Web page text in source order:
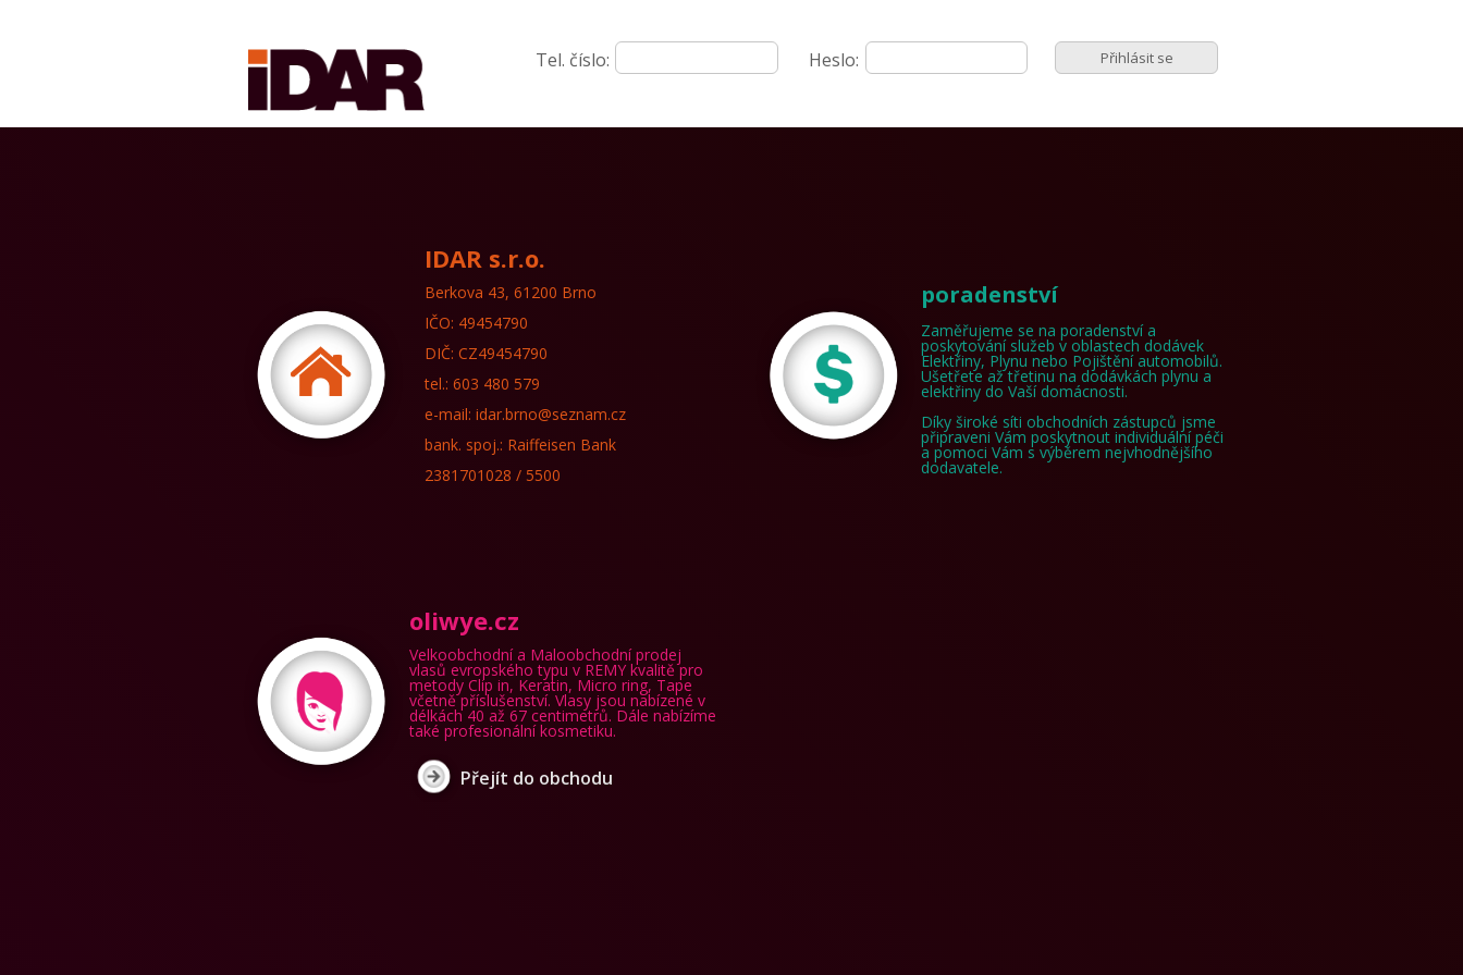
Tel. číslo: Heslo:
Berkova 43, 61200 Brno
IČO: 49454790
DIČ: CZ49454790
tel.: 603 480 579
e-mail: idar.brno@seznam.cz
bank. spoj.: Raiffeisen Bank
2381701028 / 5500
IDAR s.r.o.
Zaměřujeme se na poradenství a
poskytování služeb v oblastech dodávek
Elektřiny, Plynu nebo Pojištění automobilů.
Ušetřete až třetinu na dodávkách plynu a
elektřiny do Vaší domácnosti.
Díky široké síti obchodních zástupců jsme
připraveni Vám poskytnout individuální péči
a pomoci Vám s výběrem nejvhodnějšího
dodavatele.
poradenství
Velkoobchodní a Maloobchodní prodej
vlasů evropského typu v REMY kvalitě pro
metody Clip in, Keratin, Micro ring, Tape
včetně příslušenství. Vlasy jsou nabízené v
délkách 40 až 67 centimetrů. Dále nabízíme
také profesionální kosmetiku.
oliwye.cz
Přejít do obchodu